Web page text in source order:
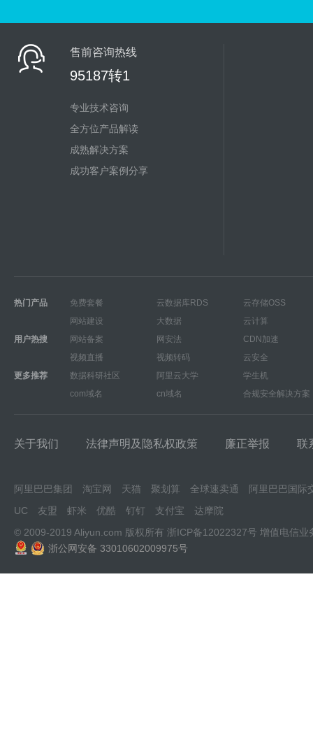
售前咨询热线
95187转1
专业技术咨询
全方位产品解读
成熟解决方案
成功客户案例分享
热门产品 免费套餐 云数据库RDS
云存储OSS
网站建设
大数据
云计算
用户热搜
网站备案 网安法
CDN加速
视频直播
视频转码
云安全
更多推荐
数据科研社区 阿里云大学
学生机
com域名
cn域名 合规安全解决方案
关于我们 法律声明及隐私权政策 廉正举报 联
阿里巴巴集团 淘宝网 天猫 聚划算 全球速卖通
阿里巴巴国际
UC
友盟 虾米 优酷 钉钉 支付宝
达摩院
© 2009-2019 Aliyun.com 版权所有 浙ICP备12022327号 增值电信业
浙公网安备 33010602009975号